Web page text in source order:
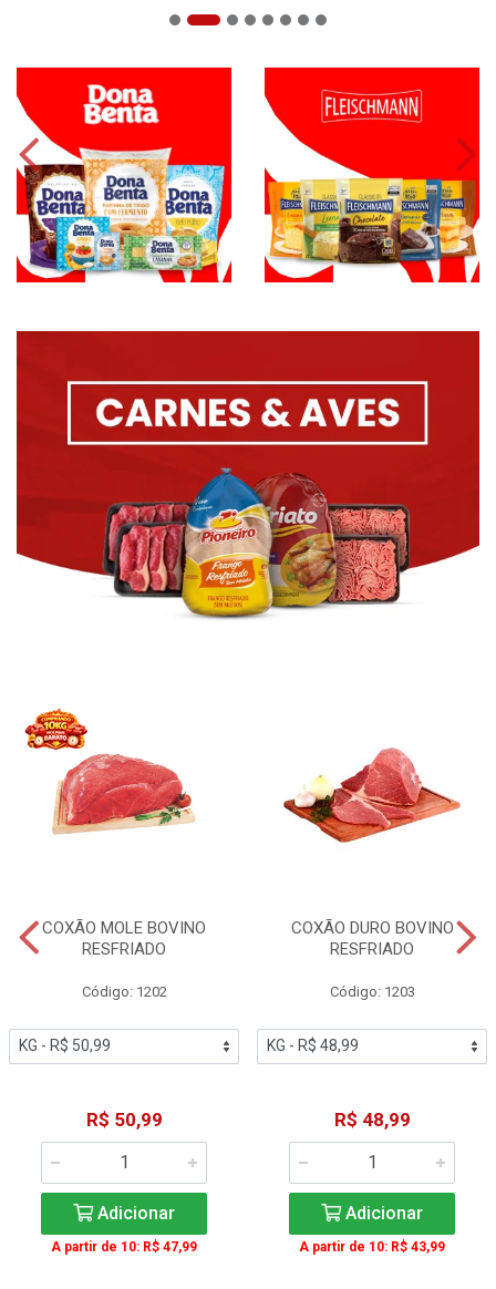
COXÃO MOLE BOVINO
RESFRIADO
Código: 1202
R$ 50,99
Adicionar
A partir de 10: R$ 47,99
COXÃO DURO BOVINO
RESFRIADO
Código: 1203
R$ 48,99
Adicionar
A partir de 10: R$ 43,99